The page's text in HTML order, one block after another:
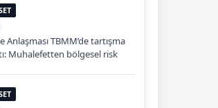
Anlaşması TBMM’de tartışma
Muhalefetten bölgesel risk